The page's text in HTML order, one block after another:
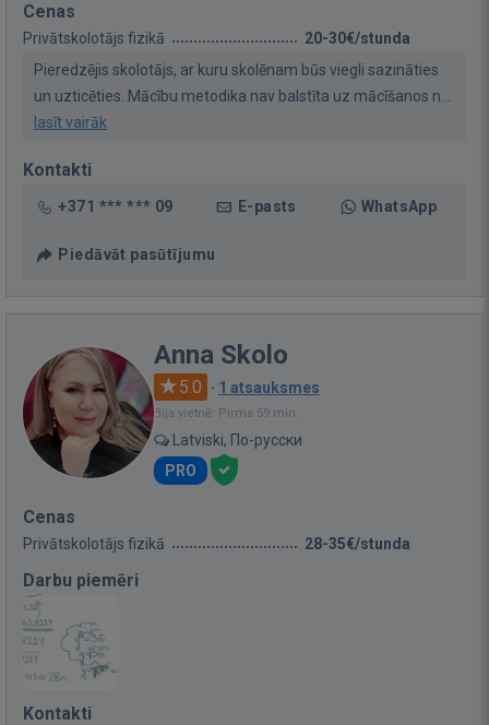
Cenas
Privātskolotājs fizikā
20-30€/stunda
Pieredzējis skolotājs, ar kuru skolēnam būs viegli sazināties
un uzticēties. Mācību metodika nav balstīta uz mācīšanos n...
lasīt vairāk
Kontakti
+371 *** *** 09 E-pasts WhatsApp
Piedāvāt pasūtījumu
Anna Skolo
5.0 · 1 atsauksmes
Bija vietnē: Pirms 59 min.
Latviski, По-русски
PRO
Cenas
Privātskolotājs fizikā 28-35€/stunda
Darbu piemēri
Kontakti